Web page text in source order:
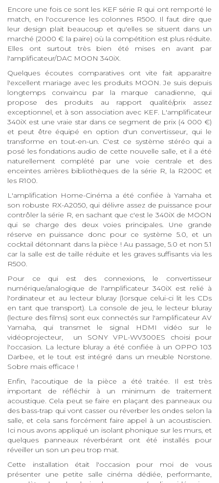
Encore une fois ce sont les KEF série R qui ont remporté le
match, en l'occurence les colonnes R500. Il faut dire que
leur design plait beaucoup et qu'elles se situent dans un
marché (2000 € la paire) où la compétition est plus réduite.
Elles ont surtout très bien été mises en avant par
l'amplificateur/DAC MOON 340iX.
Quelques écoutes comparatives ont vite fait apparaitre
l'excellent mariage avec les produits MOON. Je suis depuis
longtemps convaincu par la marque canadienne, qui
propose des produits au rapport qualité/prix assez
exceptionnel, et à son association avec KEF. L'amplificateur
340iX est une vraie star dans ce segment de prix (4 000 €)
et peut être équipé en option d'un convertisseur, qui le
transforme en tout-en-un. C'est ce système stéréo qui a
posé les fondations audio de cette nouvelle salle, et il a été
naturellement complété par une voie centrale et des
enceintes arrières bibliothèques de la série R, la R200C et
les R100.
L'amplification Home-Cinéma a été confiée à Yamaha et
son robuste RX-A2050, qui délivre assez de puissance pour
contrôler la série R, en sachant que c'est le 340iX de MOON
qui se charge des deux voies principales. Une grande
réserve en puissance donc pour ce système 5.0, et un
cocktail détonnant dans la pièce ! Au passage, 5.0 et non 5.1
car la salle est de taille réduite et les graves suffisants via les
R500.
Pour ce qui est des connexions, le convertisseur
numérique/analogique de l'amplificateur 340iX est relié à
l'ordinateur et au lecteur bluray (lorsque celui-ci lit les CDs
en tant que transport). La console de jeu, le lecteur bluray
(lecture des films) sont eux connectés sur l'amplificateur AV
Yamaha, qui transmet le signal HDMI vidéo sur le
vidéoprojecteur, un SONY VPL-WV300ES choisi pour
l'occasion. La lecture bluray a été confiée à un OPPO 103
Darbee, et le tout est intégré dans un meuble Norstone.
Sobre mais efficace !
Enfin, l'acoutique de la pièce a été traitée. Il est très
important de réfléchir à un minimum de traitement
acoustique. Cela peut se faire en plaçant des panneaux ou
des bass-trap qui vont casser ou réverber les ondes selon la
salle, et cela sans forcément faire appel à un acoustiscien.
Ici nous avons appliqué un isolant phonique sur les murs, et
quelques panneaux réverbérant ont été installés pour
réveiller un son un peu trop mat.
Cette installation était l'occasion pour moi de vous
présenter une petite salle cinéma dédiée, performante,